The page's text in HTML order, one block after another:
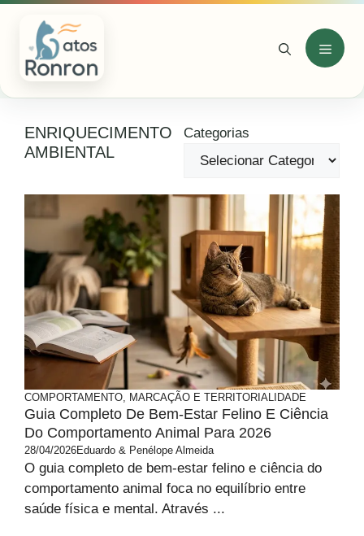
Pular
conteúdo
Menu
ENRIQUECIMENTO
AMBIENTAL
Categorias
COMPORTAMENTO, MARCAÇÃO E TERRITORIALIDADE
Guia Completo De Bem-Estar Felino E Ciência
Do Comportamento Animal Para 2026
28/04/2026Eduardo & Penélope Almeida
O guia completo de bem-estar felino e ciência do
comportamento animal foca no equilíbrio entre
saúde física e mental. Através ...